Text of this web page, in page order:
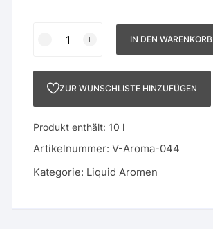
IN DEN WARENKORB
ZUR WUNSCHLISTE HINZUFÜGEN
Produkt enthält: 10 l
Artikelnummer:V-Aroma-044
Kategorie: Liquid Aromen